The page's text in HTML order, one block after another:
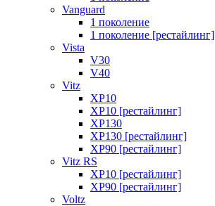
Vanguard
1 поколение
1 поколение [рестайлинг]
Vista
V30
V40
Vitz
XP10
XP10 [рестайлинг]
XP130
XP130 [рестайлинг]
XP90 [рестайлинг]
Vitz RS
XP10 [рестайлинг]
XP90 [рестайлинг]
Voltz